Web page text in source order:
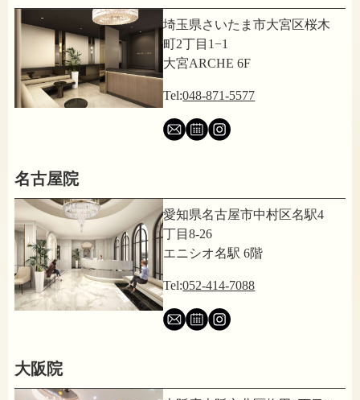
埼玉県さいたま市大宮区桜木
町2丁目1−1
大宮ARCHE 6F
Tel:048-871-5577
名古屋院
愛知県名古屋市中村区名駅4
丁目8-26
エニシオ名駅 6階
Tel:052-414-7088
大阪院